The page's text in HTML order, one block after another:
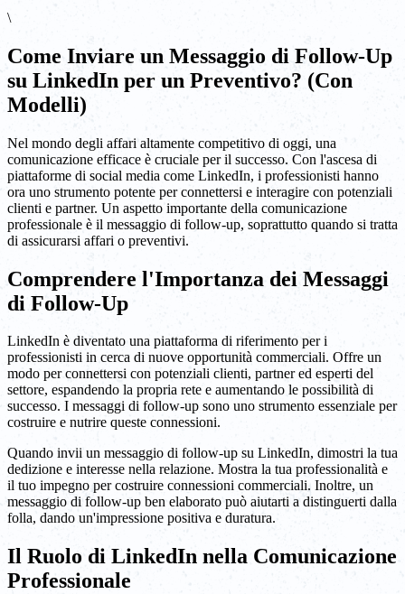
\
Come Inviare un Messaggio di Follow-Up
su LinkedIn per un Preventivo? (Con
Modelli)
Nel mondo degli affari altamente competitivo di oggi, una
comunicazione efficace è cruciale per il successo. Con l'ascesa di
piattaforme di social media come LinkedIn, i professionisti hanno
ora uno strumento potente per connettersi e interagire con potenziali
clienti e partner. Un aspetto importante della comunicazione
professionale è il messaggio di follow-up, soprattutto quando si tratta
di assicurarsi affari o preventivi.
Comprendere l'Importanza dei Messaggi
di Follow-Up
LinkedIn è diventato una piattaforma di riferimento per i
professionisti in cerca di nuove opportunità commerciali. Offre un
modo per connettersi con potenziali clienti, partner ed esperti del
settore, espandendo la propria rete e aumentando le possibilità di
successo. I messaggi di follow-up sono uno strumento essenziale per
costruire e nutrire queste connessioni.
Quando invii un messaggio di follow-up su LinkedIn, dimostri la tua
dedizione e interesse nella relazione. Mostra la tua professionalità e
il tuo impegno per costruire connessioni commerciali. Inoltre, un
messaggio di follow-up ben elaborato può aiutarti a distinguerti dalla
folla, dando un'impressione positiva e duratura.
Il Ruolo di LinkedIn nella Comunicazione
Professionale